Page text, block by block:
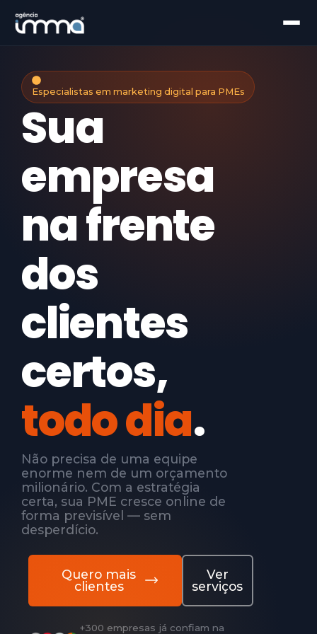
Especialistas em marketing digital para PMEs
Sua
empresa
na frente
dos
clientes
certos,
todo dia.
Não precisa de uma equipe
enorme nem de um orçamento
milionário. Com a estratégia
certa, sua PME cresce online de
forma previsível — sem
desperdício.
Quero mais
clientes
Ver
serviços
+300 empresas já confiam na